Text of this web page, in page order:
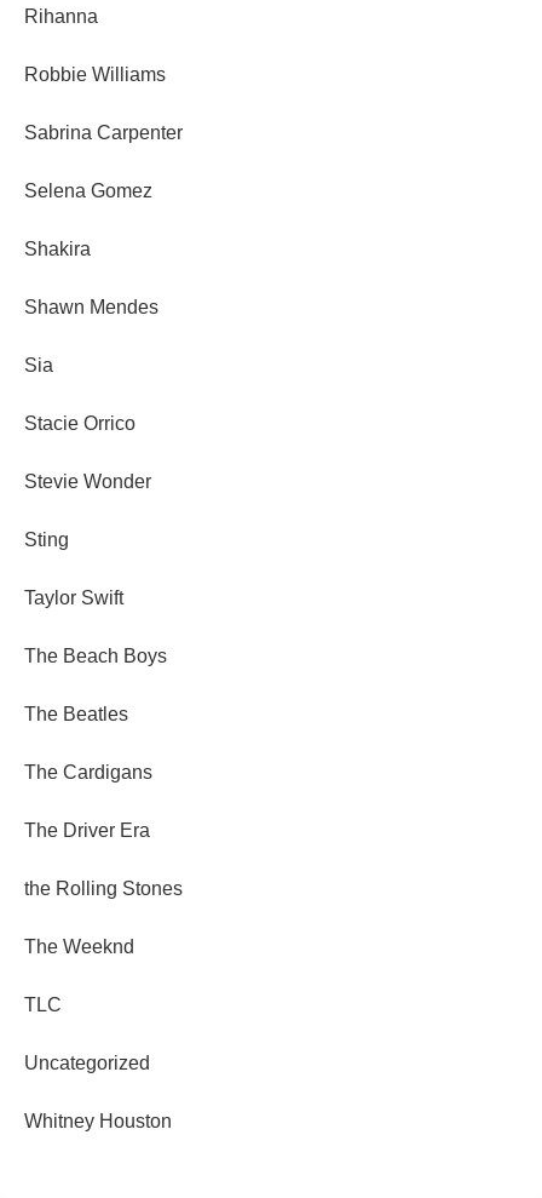
Rihanna
Robbie Williams
Sabrina Carpenter
Selena Gomez
Shakira
Shawn Mendes
Sia
Stacie Orrico
Stevie Wonder
Sting
Taylor Swift
The Beach Boys
The Beatles
The Cardigans
The Driver Era
the Rolling Stones
The Weeknd
TLC
Uncategorized
Whitney Houston